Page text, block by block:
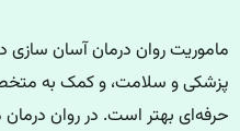
ماموریت روان درمان آسان
پزشکی و سلامت، و کمک به
حرفه‌ای بهتر است. در روان درمان